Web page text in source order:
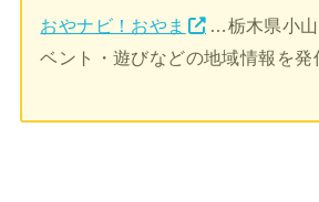
おやナビ！おやま
…栃木県小山
ベント・遊びなどの地域情報を発